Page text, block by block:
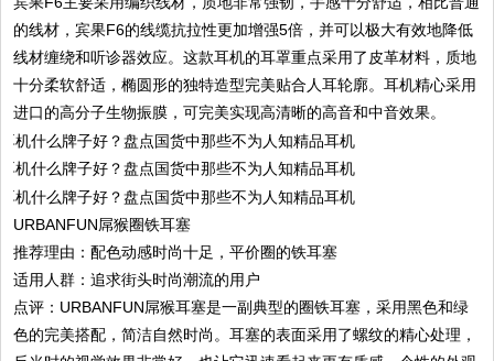
的线材，宾果F6的线缆抗拉性更加增强5倍，并可以极大有效地降低
线材缠绕和听诊器效应。这款耳机的耳罩重点采用了皮革材料，质地
十分柔软舒适，椭圆形的独特造型完美贴合人耳轮廓。耳机精心采用
进口的高分子生物振膜，可完美实现高清晰的高音和中音效果。
URBANFUN屌猴圈铁耳塞
推荐理由：配色动感时尚十足，平价圈的铁耳塞
适用人群：追求街头时尚潮流的用户
点评：URBANFUN屌猴耳塞是一副典型的圈铁耳塞，采用黑色和绿
色的完美搭配，简洁自然时尚。耳塞的表面采用了螺纹的精心处理，